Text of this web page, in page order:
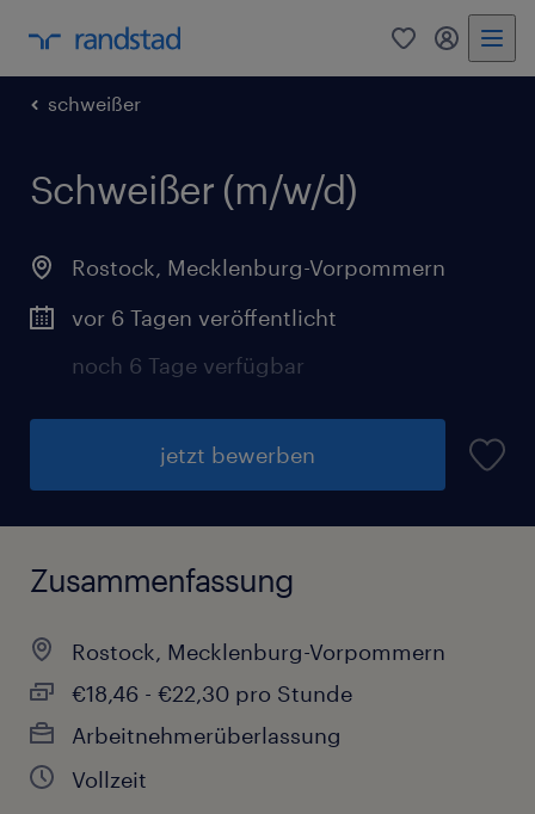
0 Mein
schweißer
Schweißer (m/w/d)
Rostock, Mecklenburg-Vorpommern
vor 6 Tagen veröffentlicht
noch 6 Tage verfügbar
jetzt bewerben
Zusammenfassung
Rostock, Mecklenburg-Vorpommern
€18,46 - €22,30 pro Stunde
Arbeitnehmerüberlassung
Vollzeit